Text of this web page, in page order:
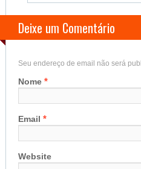
Deixe um Comentário
Seu endereço de email não será
Nome *
Email *
Website